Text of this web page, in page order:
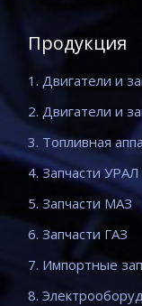
Продукция
1. Двигатели и
2. Двигатели и
3. Топливная
4. Запчасти УРАЛ
5. Запчасти МАЗ
6. Запчасти ГАЗ
7. Импортные
8.